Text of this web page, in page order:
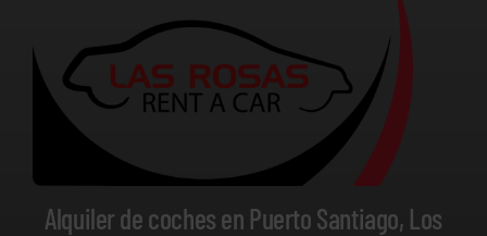
Alquiler de coches en Puerto Santiago, Los